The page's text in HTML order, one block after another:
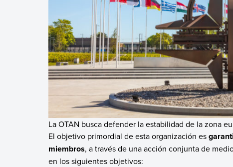
La OTAN busca defender la estabilidad de la zona
El objetivo primordial de esta organización es
miembros, a través de una acción conjunta de
en los siguientes objetivos: